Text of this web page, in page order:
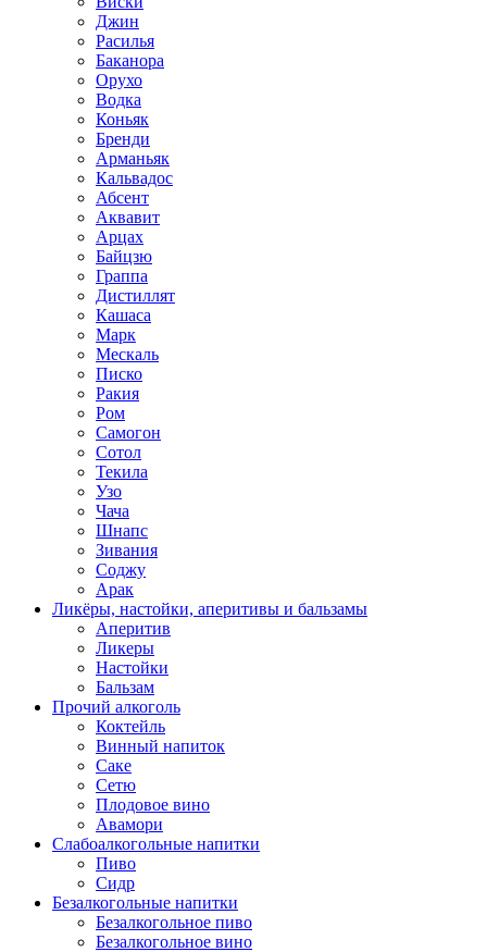
Джин
Расилья
Баканора
Орухо
Водка
Коньяк
Бренди
Арманьяк
Кальвадос
Абсент
Аквавит
Арцах
Байцзю
Граппа
Дистиллят
Кашаса
Марк
Мескаль
Писко
Ракия
Ром
Самогон
Сотол
Текила
Узо
Чача
Шнапс
Зивания
Соджу
Арак
Ликёры, настойки, аперитивы и бальзамы
Аперитив
Ликеры
Настойки
Бальзам
Прочий алкоголь
Коктейль
Винный напиток
Саке
Сетю
Плодовое вино
Авамори
Слабоалкогольные напитки
Пиво
Сидр
Безалкогольные напитки
Безалкогольное пиво
Безалкогольное вино